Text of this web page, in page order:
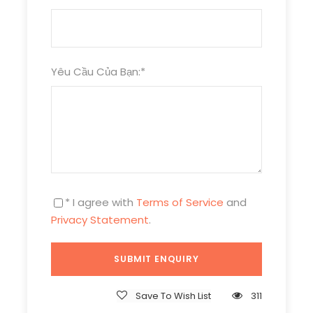
Yêu Cầu Của Bạn:*
* I agree with Terms of Service and
Privacy Statement.
Save To Wish List 311
TP HỒ CHÍ MINH – CHÂU ĐỐC
những phần quà thiết yếu cho đoàn. Quý khách
nghỉ đêm trên xe.
CHECK IN PHIM TRƯỜNG ĐẤT RỪNG PHƯƠNG NAM